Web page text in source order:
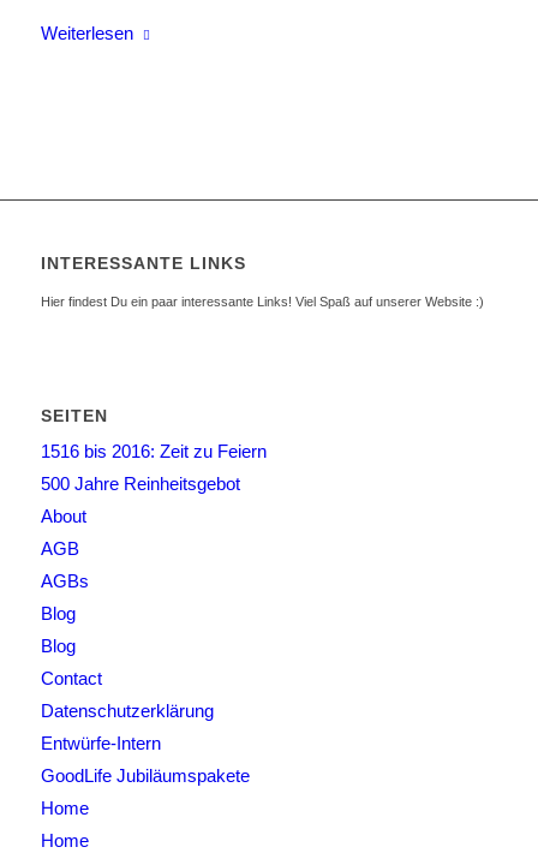
Weiterlesen
INTERESSANTE LINKS
Hier findest Du ein paar interessante Links! Viel Spaß auf unserer Website :)
SEITEN
1516 bis 2016: Zeit zu Feiern
500 Jahre Reinheitsgebot
About
AGB
AGBs
Blog
Blog
Contact
Datenschutzerklärung
Entwürfe-Intern
GoodLife Jubiläumspakete
Home
Home